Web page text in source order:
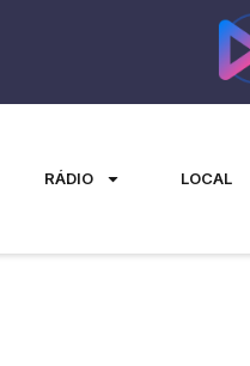
RÁDIO LOCAL